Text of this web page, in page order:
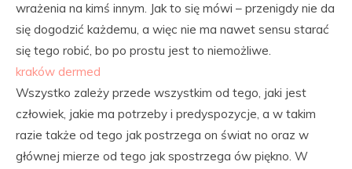
wrażenia na kimś innym. Jak to się mówi – przenigdy nie da
się dogodzić każdemu, a więc nie ma nawet sensu starać
się tego robić, bo po prostu jest to niemożliwe.
kraków dermed
Wszystko zależy przede wszystkim od tego, jaki jest
człowiek, jakie ma potrzeby i predyspozycje, a w takim
razie także od tego jak postrzega on świat no oraz w
głównej mierze od tego jak spostrzega ów piękno. W